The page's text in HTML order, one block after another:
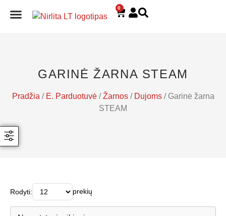
0
GARINĖ ŽARNA STEAM
Pradžia / E. Parduotuvė/Žarnos/ Dujoms/ Garinė žarna
STEAM
Rodyti: prekių